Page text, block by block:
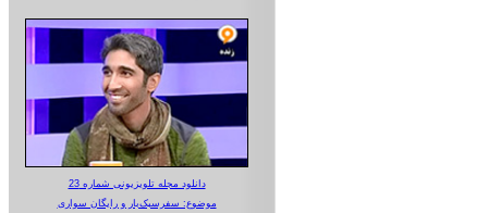
دانلود مجله تلویزیونی شماره 23
موضوع: سفرسبک‌بار و رایگان سواری